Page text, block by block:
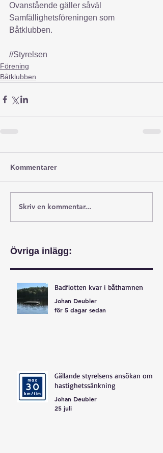
Ovanstående gäller såväl
Samfällighetsföreningen som
Båtklubben.
//Styrelsen
Förening
Båtklubben
Kommentarer
Skriv en kommentar...
Övriga inlägg:
Badflotten kvar i båthamnen
Johan Deubler
för 5 dagar sedan
Gällande styrelsens ansökan om
hastighetssänkning
Johan Deubler
25 juli